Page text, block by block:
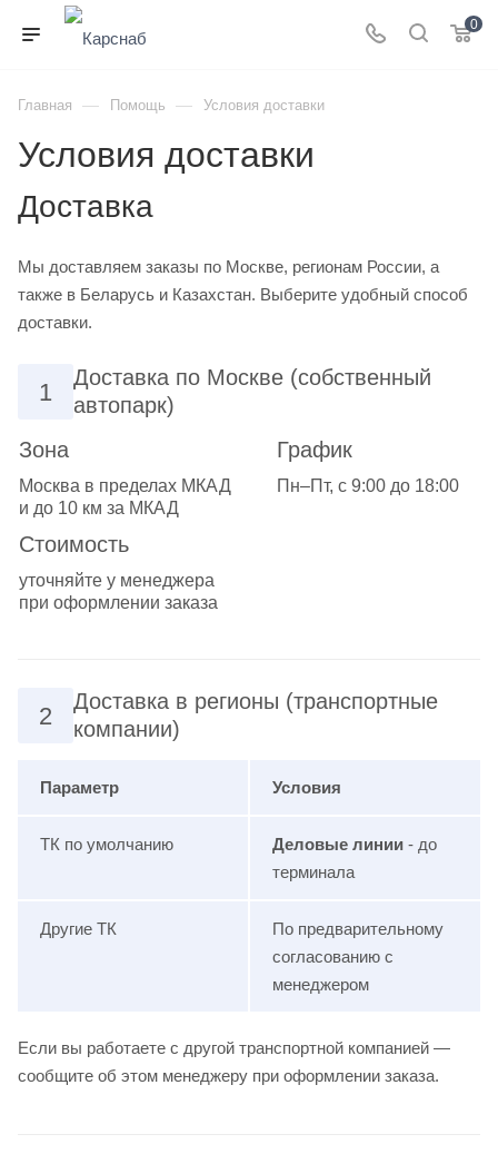
0
Главная — Помощь — Условия доставки
Условия доставки
Доставка
Мы доставляем заказы по Москве, регионам России, а
также в Беларусь и Казахстан. Выберите удобный способ
доставки.
1
Доставка по Москве (собственный
автопарк)
Зона
Москва в пределах МКАД
и до 10 км за МКАД
График
Пн–Пт, с 9:00 до 18:00
Стоимость
уточняйте у менеджера
при оформлении заказа
2
Доставка в регионы (транспортные
компании)
Параметр Условия
ТК по умолчанию Деловые линии - до
терминала
Другие ТК
По предварительному
согласованию с
менеджером
Если вы работаете с другой транспортной компанией —
сообщите об этом менеджеру при оформлении заказа.